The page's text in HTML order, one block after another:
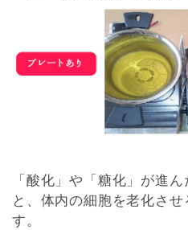
「酸化」や「糖化」が進
と、体内の細胞を老化さ
す。